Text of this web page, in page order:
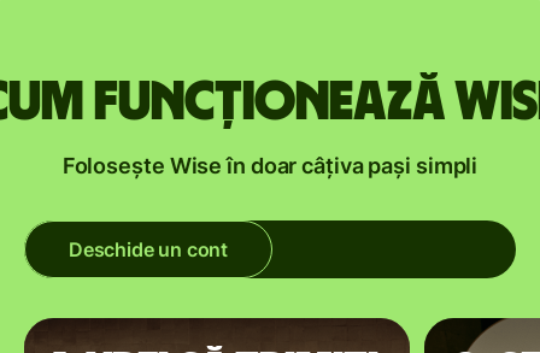
funcționează
Folosește Wise în doar câțiva pași simpli
Deschide un cont